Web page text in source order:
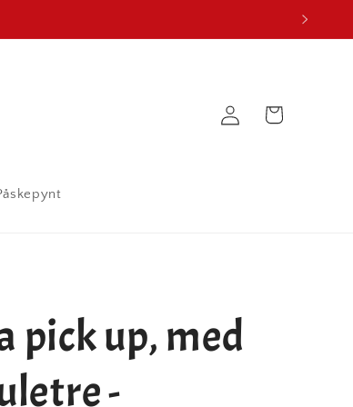
Logg
inn
Handlekurv
pick up, med
-